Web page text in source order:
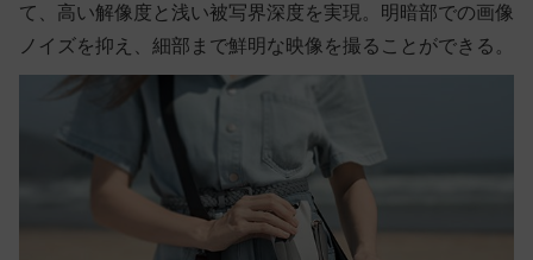
て、高い解像度と浅い被写界深度を実現。明暗部での画像
ノイズを抑え、細部まで鮮明な映像を撮ることができる。